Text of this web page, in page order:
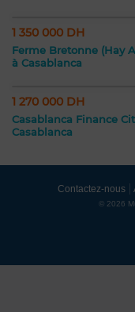
1 350 000 DH
Ferme Bretonne (Hay
à Casablanca
1 270 000 DH
Casablanca Finance
Casablanca
Contactez-nous
© 2026